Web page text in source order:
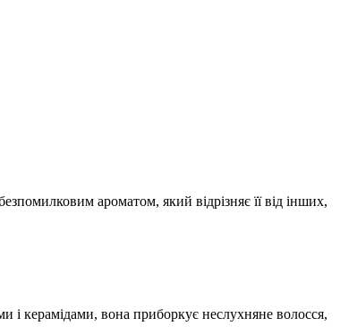
ароматом, який відрізняє її від інших,
і керамідами, вона приборкує неслухняне волосся,